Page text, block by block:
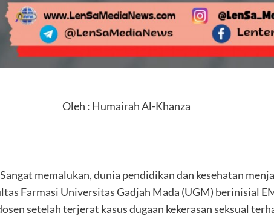
Oleh : Humairah Al-Khanza
Sangat memalukan, dunia pendidikan dan kesehatan
Farmasi Universitas Gadjah Mada (UGM) berinisial
setelah terjerat kasus dugaan kekerasan seksual